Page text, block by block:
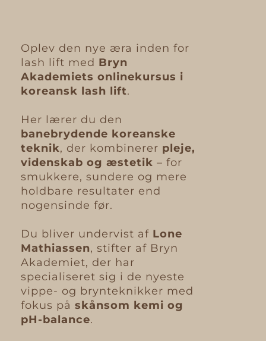
Oplev den nye æra inden for
lash lift med Bryn
Akademiets onlinekursus i
koreansk lash lift.
Her lærer du den
banebrydende koreanske
teknik, der kombinerer pleje,
videnskab og æstetik – for
smukkere, sundere og mere
holdbare resultater end
nogensinde før.
Du bliver undervist af Lone
Mathiassen, stifter af Bryn
Akademiet, der har
specialiseret sig i de nyeste
vippe- og brynteknikker med
fokus på skånsom kemi og
pH-balance.